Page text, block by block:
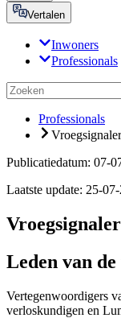
Vertalen
Inwoners
Professionals
Professionals
Publicatiedatum: 07-
Laatste update: 25-
Leden van
Vertegenwoordigers
verloskundigen en